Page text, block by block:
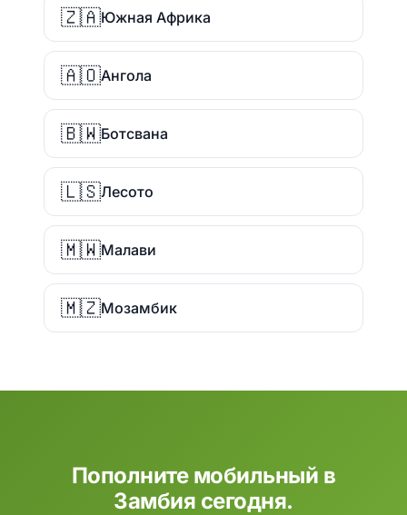
🇿🇦Южная Африка
🇦🇴Ангола
🇧🇼Ботсвана
🇱🇸Лесото
🇲🇼Малави
🇲🇿Мозамбик
Пополните мобильный в
Замбия сегодня.